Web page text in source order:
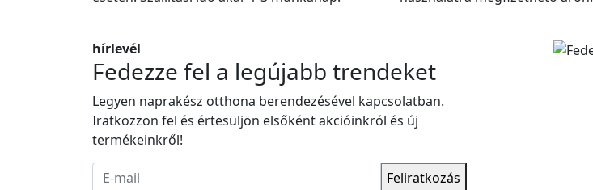
hírlevél
Fedezze fel a legújabb trendeket
Legyen naprakész otthona berendezésével kapcsolatban.
Iratkozzon fel és értesüljön elsőként akcióinkról és új
termékeinkről!
Feliratkozás